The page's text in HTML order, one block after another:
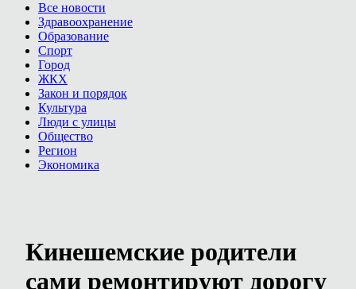
Все новости
Здравоохранение
Образование
Спорт
Город
ЖКХ
Закон и порядок
Культура
Люди с улицы
Общество
Регион
Экономика
Кинешемские родители
сами ремонтируют дорогу